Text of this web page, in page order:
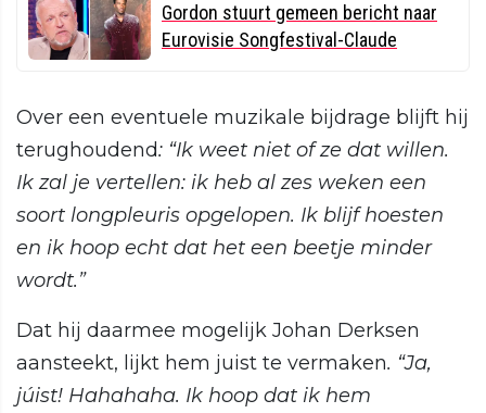
Gordon stuurt gemeen bericht naar
Eurovisie Songfestival-Claude
Over een eventuele muzikale bijdrage blijft hij
terughoudend: “Ik weet niet of ze dat willen.
Ik zal je vertellen: ik heb al zes weken een
soort longpleuris opgelopen. Ik blijf hoesten
en ik hoop echt dat het een beetje minder
wordt.”
Dat hij daarmee mogelijk Johan Derksen
aansteekt, lijkt hem juist te vermaken. “Ja,
júist! Hahahaha. Ik hoop dat ik hem